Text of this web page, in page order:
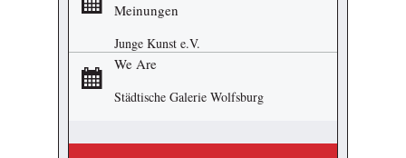
Meinungen
Junge Kunst e.V.
We Are
Städtische Galerie Wolfsburg